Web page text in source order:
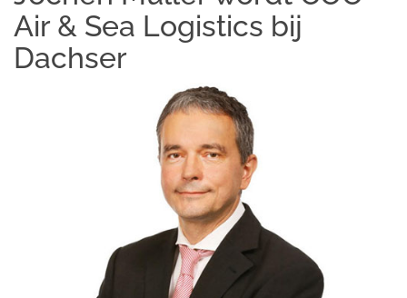
Air & Sea Logistics bij
Dachser